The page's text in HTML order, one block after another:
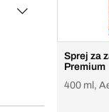
Sprej za
Premium
400 ml,